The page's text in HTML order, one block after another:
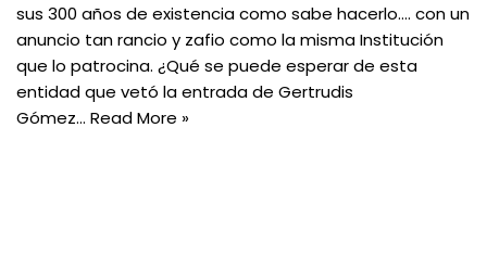
sus 300 años de existencia como sabe hacerlo…. con un
anuncio tan rancio y zafio como la misma Institución
que lo patrocina. ¿Qué se puede esperar de esta
entidad que vetó la entrada de Gertrudis
Gómez… Read More »